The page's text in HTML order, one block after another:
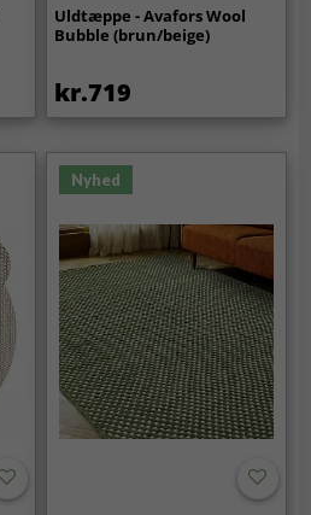
Uldtæppe - Avafors Wool
Bubble (brun/beige)
kr.719
Nyhed